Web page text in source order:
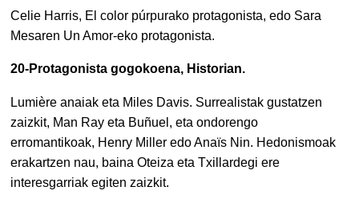
Celie Harris, El color púrpurako protagonista, edo Sara
Mesaren Un Amor-eko protagonista.
20-Protagonista gogokoena, Historian.
Lumière anaiak eta Miles Davis. Surrealistak gustatzen
zaizkit, Man Ray eta Buñuel, eta ondorengo
erromantikoak, Henry Miller edo Anaïs Nin. Hedonismoak
erakartzen nau, baina Oteiza eta Txillardegi ere
interesgarriak egiten zaizkit.